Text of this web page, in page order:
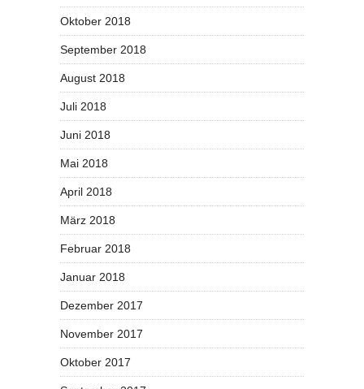
Oktober 2018
September 2018
August 2018
Juli 2018
Juni 2018
Mai 2018
April 2018
März 2018
Februar 2018
Januar 2018
Dezember 2017
November 2017
Oktober 2017